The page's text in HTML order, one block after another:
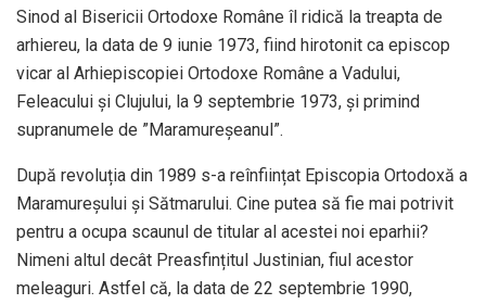
Sinod al Bisericii Ortodoxe Române îl ridică la treapta de
arhiereu, la data de 9 iunie 1973, fiind hirotonit ca episcop
vicar al Arhiepiscopiei Ortodoxe Române a Vadului,
Feleacului și Clujului, la 9 septembrie 1973, și primind
supranumele de ”Maramureșeanul”.
După revoluția din 1989 s-a reînființat Episcopia Ortodoxă a
Maramureșului și Sătmarului. Cine putea să fie mai potrivit
pentru a ocupa scaunul de titular al acestei noi eparhii?
Nimeni altul decât Preasfințitul Justinian, fiul acestor
meleaguri. Astfel că, la data de 22 septembrie 1990,